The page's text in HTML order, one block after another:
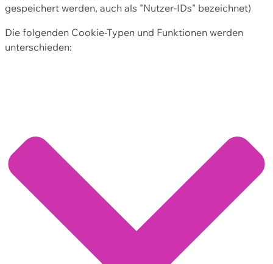
gespeichert werden, auch als "Nutzer-IDs" bezeichnet)
Die folgenden Cookie-Typen und Funktionen werden
unterschieden: